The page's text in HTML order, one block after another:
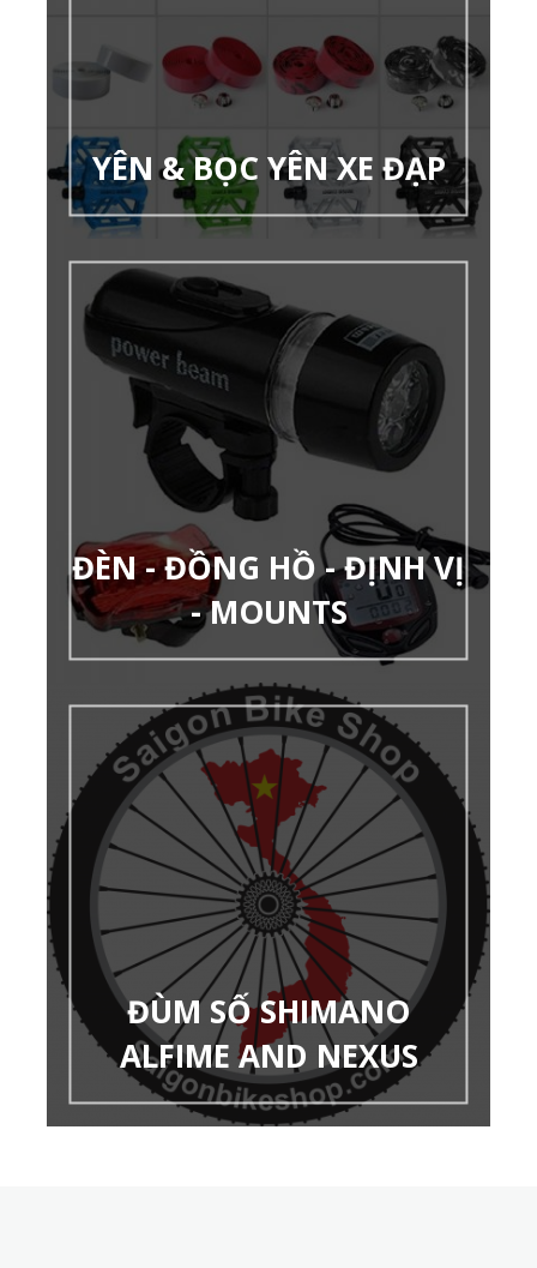
YÊN & BỌC YÊN XE ĐẠP
ĐÈN - ĐỒNG HỒ - ĐỊNH VỊ
- MOUNTS
ĐÙM SỐ SHIMANO
ALFIME AND NEXUS